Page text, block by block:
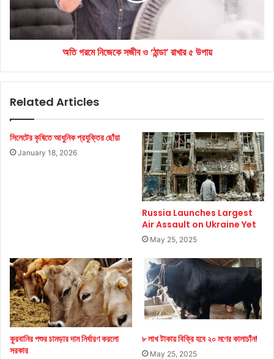
রাখার
উপায়
অতি গরমে নিজেকে সজীব ও ‘ঠান্ডা’ রাখার ৫ উপায়
Related Articles
সিলেটের কৃষিতে আধুনিক প্রযুক্তির ছোঁয়া
January 18, 2026
Russia Launches Largest
Air Assault on Ukraine Yet
May 25, 2025
কুরবানির পশুর চামড়ার দাম নির্ধারণ করলো
সরকার
৮ লাখ টাকায় বিক্রি হবে ২০ মণের কালাচাঁন!
May 25, 2025